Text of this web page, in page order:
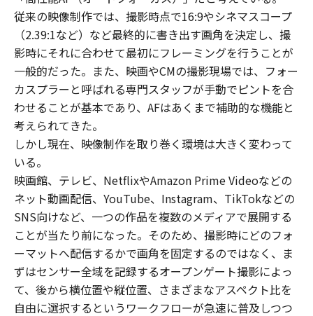
従来の映像制作では、撮影時点で16:9やシネマスコープ
（2.39:1など）など最終的に書き出す画角を決定し、撮
影時にそれに合わせて最初にフレーミングを行うことが
一般的だった。また、映画やCMの撮影現場では、フォー
カスプラーと呼ばれる専門スタッフが手動でピントを合
わせることが基本であり、AFはあくまで補助的な機能と
考えられてきた。
しかし現在、映像制作を取り巻く環境は大きく変わって
いる。
映画館、テレビ、NetflixやAmazon Prime Videoなどの
ネット動画配信、YouTube、Instagram、TikTokなどの
SNS向けなど、一つの作品を複数のメディアで展開する
ことが当たり前になった。そのため、撮影時にどのフォ
ーマットへ配信するかで画角を固定するのではなく、ま
ずはセンサー全域を記録するオープンゲート撮影によっ
て、後から横位置や縦位置、さまざまなアスペクト比を
自由に選択するというワークフローが急速に普及しつつ